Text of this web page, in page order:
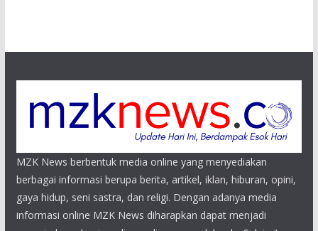
MZK News berbentuk media online yang menyediakan
berbagai informasi berupa berita, artikel, iklan, hiburan, opini,
gaya hidup, seni sastra, dan religi. Dengan adanya media
informasi online MZK News diharapkan dapat menjadi